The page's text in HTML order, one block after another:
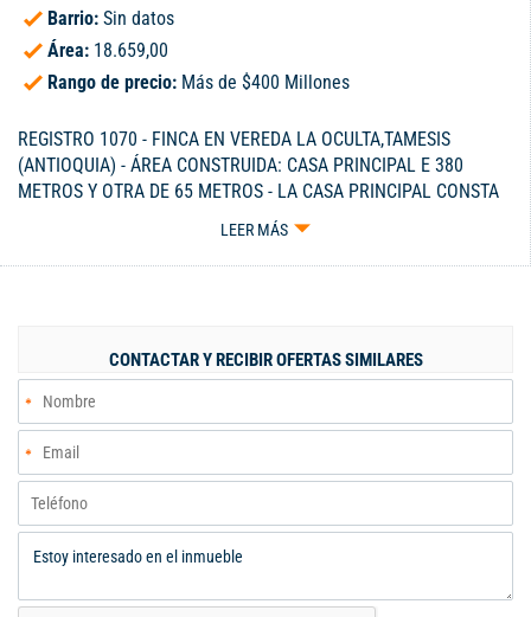
Barrio: Sin datos
Área: 18.659,00
Rango de precio: Más de $400 Millones
REGISTRO 1070 - FINCA EN VEREDA LA OCULTA,TAMESIS
(ANTIOQUIA) - ÁREA CONSTRUIDA: CASA PRINCIPAL E 380
METROS Y OTRA DE 65 METROS - LA CASA PRINCIPAL CONSTA
DE 7 HABITACIONES, 3 BAÑOS, ESTUDIO, SALA, COMEDOR,
PLANTA ELÉCTRICA, TANQUE DE RESERVA DE AGUA, POZO
- CELULAR 300-3229115.
LEER MÁS
CONTACTAR Y RECIBIR OFERTAS SIMILARES